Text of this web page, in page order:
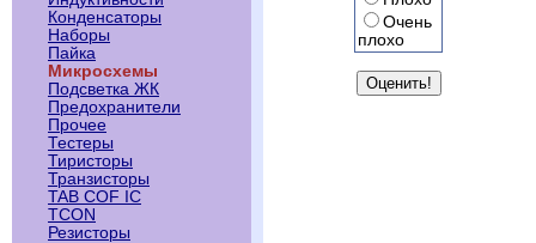
Конденсаторы
Наборы
Пайка
Микросхемы
Подсветка ЖК
Предохранители
Прочее
Тестеры
Тиристоры
Транзисторы
TAB COF IC
TCON
Резисторы
Очень
плохо